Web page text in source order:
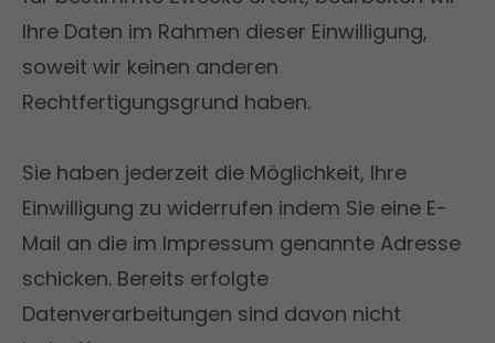
Ihre Daten im Rahmen dieser Einwilligung,
soweit wir keinen anderen
Rechtfertigungsgrund haben.
Sie haben jederzeit die Möglichkeit, Ihre
Einwilligung zu widerrufen indem Sie eine E-
Mail an die im Impressum genannte Adresse
schicken. Bereits erfolgte
Datenverarbeitungen sind davon nicht